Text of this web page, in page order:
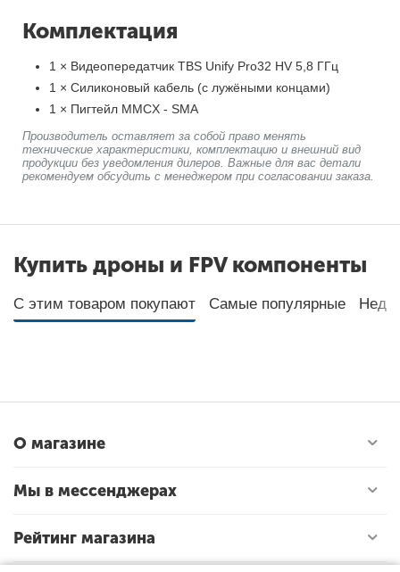
Комплектация
1 × Видеопередатчик TBS Unify Pro32 HV 5,8 ГГц
1 × Силиконовый кабель (с лужёными концами)
1 × Пигтейл MMCX - SMA
Производитель оставляет за собой право менять
технические характеристики, комплектацию и внешний вид
продукции без уведомления дилеров. Важные для вас детали
рекомендуем обсудить с менеджером при согласовании заказа.
Купить дроны и FPV компоненты
С этим товаром покупают Самые популярные
О магазине
Мы в мессенджерах
Рейтинг магазина